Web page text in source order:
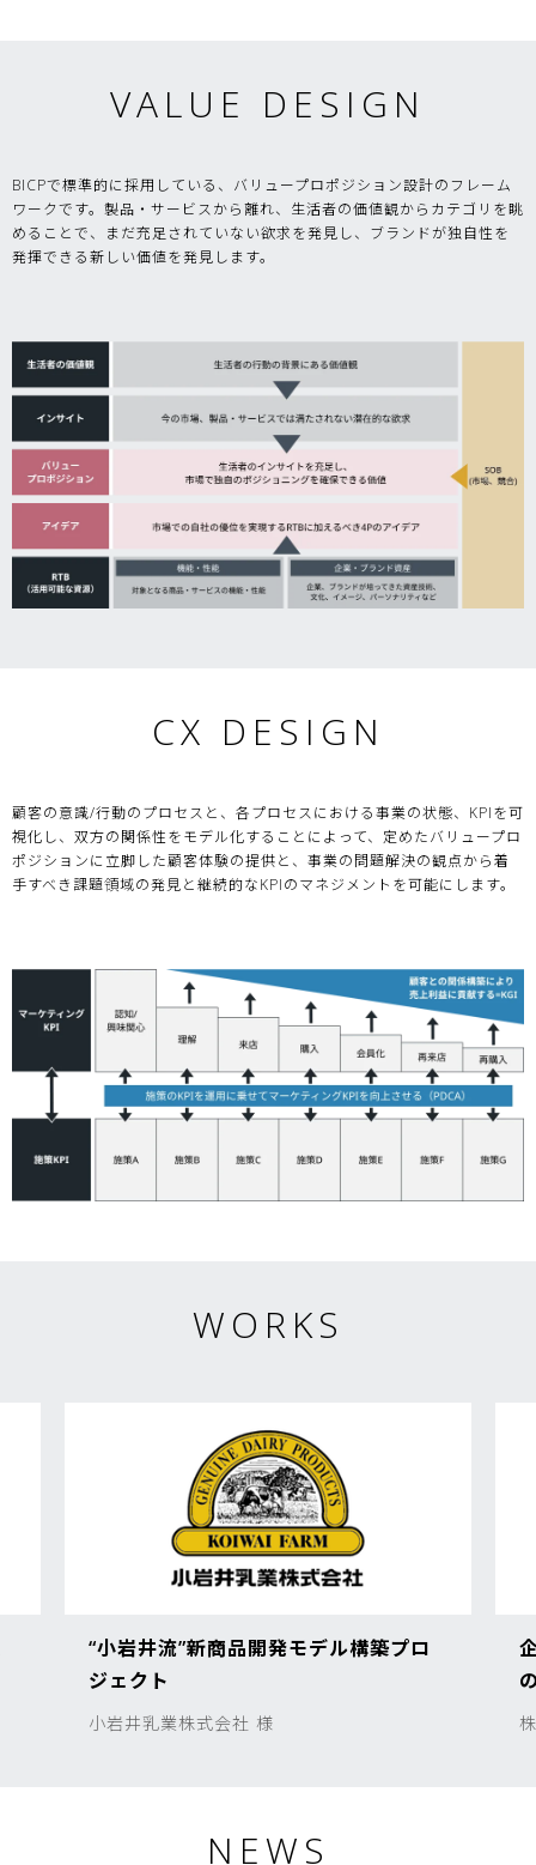
VALUE DESIGN
BICPで標準的に採用している、バリュープロポジション設計のフレーム
ワークです。製品・サービスから離れ、生活者の価値観からカテゴリを眺
めることで、まだ充足されていない欲求を発見し、ブランドが独自性を
発揮できる新しい価値を発見します。
CX DESIGN
顧客の意識/行動のプロセスと、各プロセスにおける事業の状態、KPIを可
視化し、双方の関係性をモデル化することによって、定めたバリュープロ
ポジションに立脚した顧客体験の提供と、事業の問題解決の観点から着
手すべき課題領域の発見と継続的なKPIのマネジメントを可能にします。
WORKS
“小岩井流”新商品開発モデル構築プロ
ジェクト
小岩井乳業株式会社 様
NEWS